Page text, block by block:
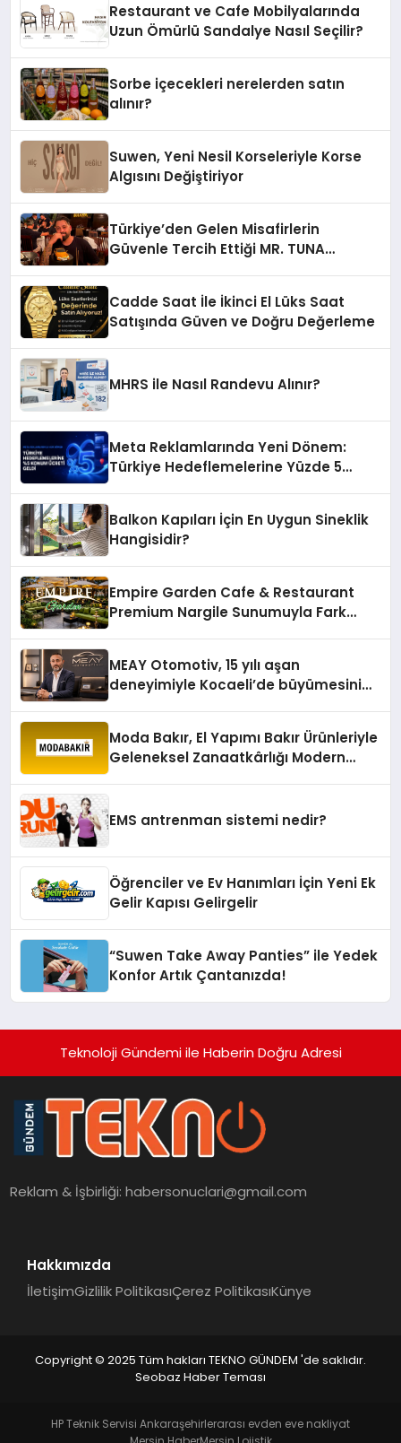
Restaurant ve Cafe Mobilyalarında
Uzun Ömürlü Sandalye Nasıl Seçilir?
Sorbe içecekleri nerelerden satın
alınır?
Suwen, Yeni Nesil Korseleriyle Korse
Algısını Değiştiriyor
Türkiye’den Gelen Misafirlerin
Güvenle Tercih Ettiği MR. TUNA
Cadde Saat İle İkinci El Lüks Saat
Satışında Güven ve Doğru Değerleme
MHRS ile Nasıl Randevu Alınır?
Meta Reklamlarında Yeni Dönem:
Türkiye Hedeflemelerine Yüzde 5
Balkon Kapıları İçin En Uygun Sineklik
Hangisidir?
Empire Garden Cafe & Restaurant
Premium Nargile Sunumuyla Fark
MEAY Otomotiv, 15 yılı aşan
deneyimiyle Kocaeli’de büyümesini
Moda Bakır, El Yapımı Bakır Ürünleriyle
Geleneksel Zanaatkârlığı Modern
EMS antrenman sistemi nedir?
Öğrenciler ve Ev Hanımları İçin Yeni Ek
Gelir Kapısı Gelirgelir
“Suwen Take Away Panties” ile Yedek
Konfor Artık Çantanızda!
Teknoloji Gündemi ile Haberin Doğru Adresi
Reklam & İşbirliği:habersonuclari@gmail.com
Hakkımızda
İletişimGizlilik PolitikasıÇerez PolitikasıKünye
Copyright © 2025 Tüm hakları TEKNO GÜNDEM 'de saklıdır.
Seobaz Haber Teması
HP Teknik Servisi Ankaraşehirlerarası evden eve nakliyat